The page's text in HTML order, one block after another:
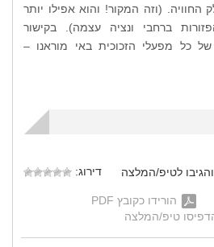
(וזה המקור! והוא אפילו יותר
ברחבי ונציה עצמה). בקישור
כל מפעלי הזכוכית באי מוראנו –
והגיבו לטיפ/המלצה דירוג:
הורידו כקובץ PDF
טיפ/המלצה